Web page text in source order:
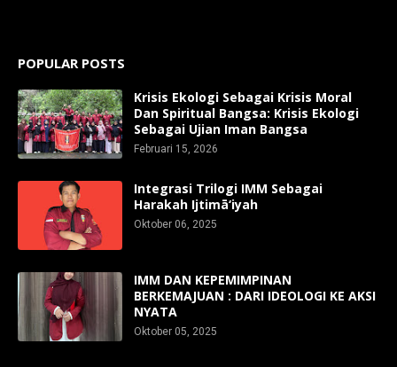
POPULAR POSTS
Krisis Ekologi Sebagai Krisis Moral
Dan Spiritual Bangsa: Krisis Ekologi
Sebagai Ujian Iman Bangsa
Februari 15, 2026
Integrasi Trilogi IMM Sebagai
Harakah Ijtimā‘iyah
Oktober 06, 2025
IMM DAN KEPEMIMPINAN
BERKEMAJUAN : DARI IDEOLOGI KE AKSI
NYATA
Oktober 05, 2025